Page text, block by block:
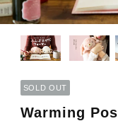
SOLD OUT
Warming